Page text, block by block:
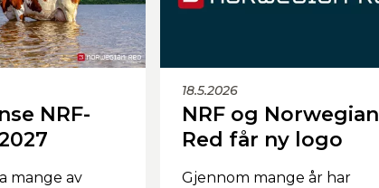
NRF-
mange av
18.5.2026
NRF og Norwegian
Red får ny logo
Gjennom mange år har